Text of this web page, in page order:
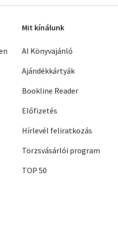
Mit kínálunk
AI Könyvajánló
Ajándékkártyák
Bookline Reader
Előfizetés
Hírlevél feliratkozás
Törzsvásárlói program
TOP 50